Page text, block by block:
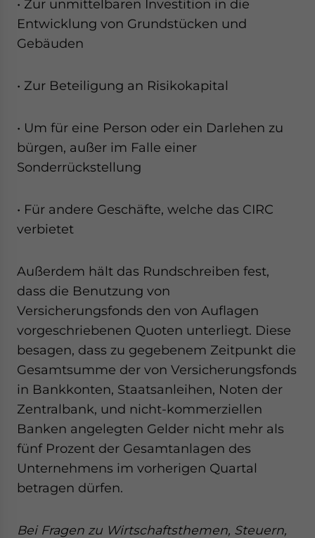
• Zur unmittelbaren Investition in die
Entwicklung von Grundstücken und
Gebäuden
• Zur Beteiligung an Risikokapital
• Um für eine Person oder ein Darlehen zu
bürgen, außer im Falle einer
Sonderrückstellung
• Für andere Geschäfte, welche das CIRC
verbietet
Außerdem hält das Rundschreiben fest,
dass die Benutzung von
Versicherungsfonds den von Auflagen
vorgeschriebenen Quoten unterliegt. Diese
besagen, dass zu gegebenem Zeitpunkt die
Gesamtsumme der von Versicherungsfonds
in Bankkonten, Staatsanleihen, Noten der
Zentralbank, und nicht-kommerziellen
Banken angelegten Gelder nicht mehr als
fünf Prozent der Gesamtanlagen des
Unternehmens im vorherigen Quartal
betragen dürfen.
Bei Fragen zu Wirtschaftsthemen, Steuern,